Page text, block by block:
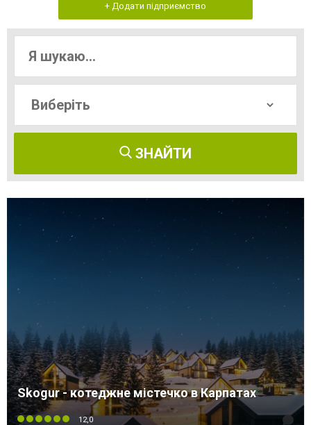
+ Додати підприємство
ЗНАЙТИ
Skogur - котеджне містечко в Карпатах
12,0